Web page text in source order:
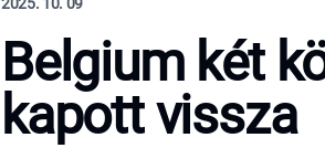
Belgium két
kapott vissza